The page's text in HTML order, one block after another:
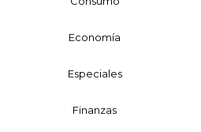
Economía
Especiales
Finanzas